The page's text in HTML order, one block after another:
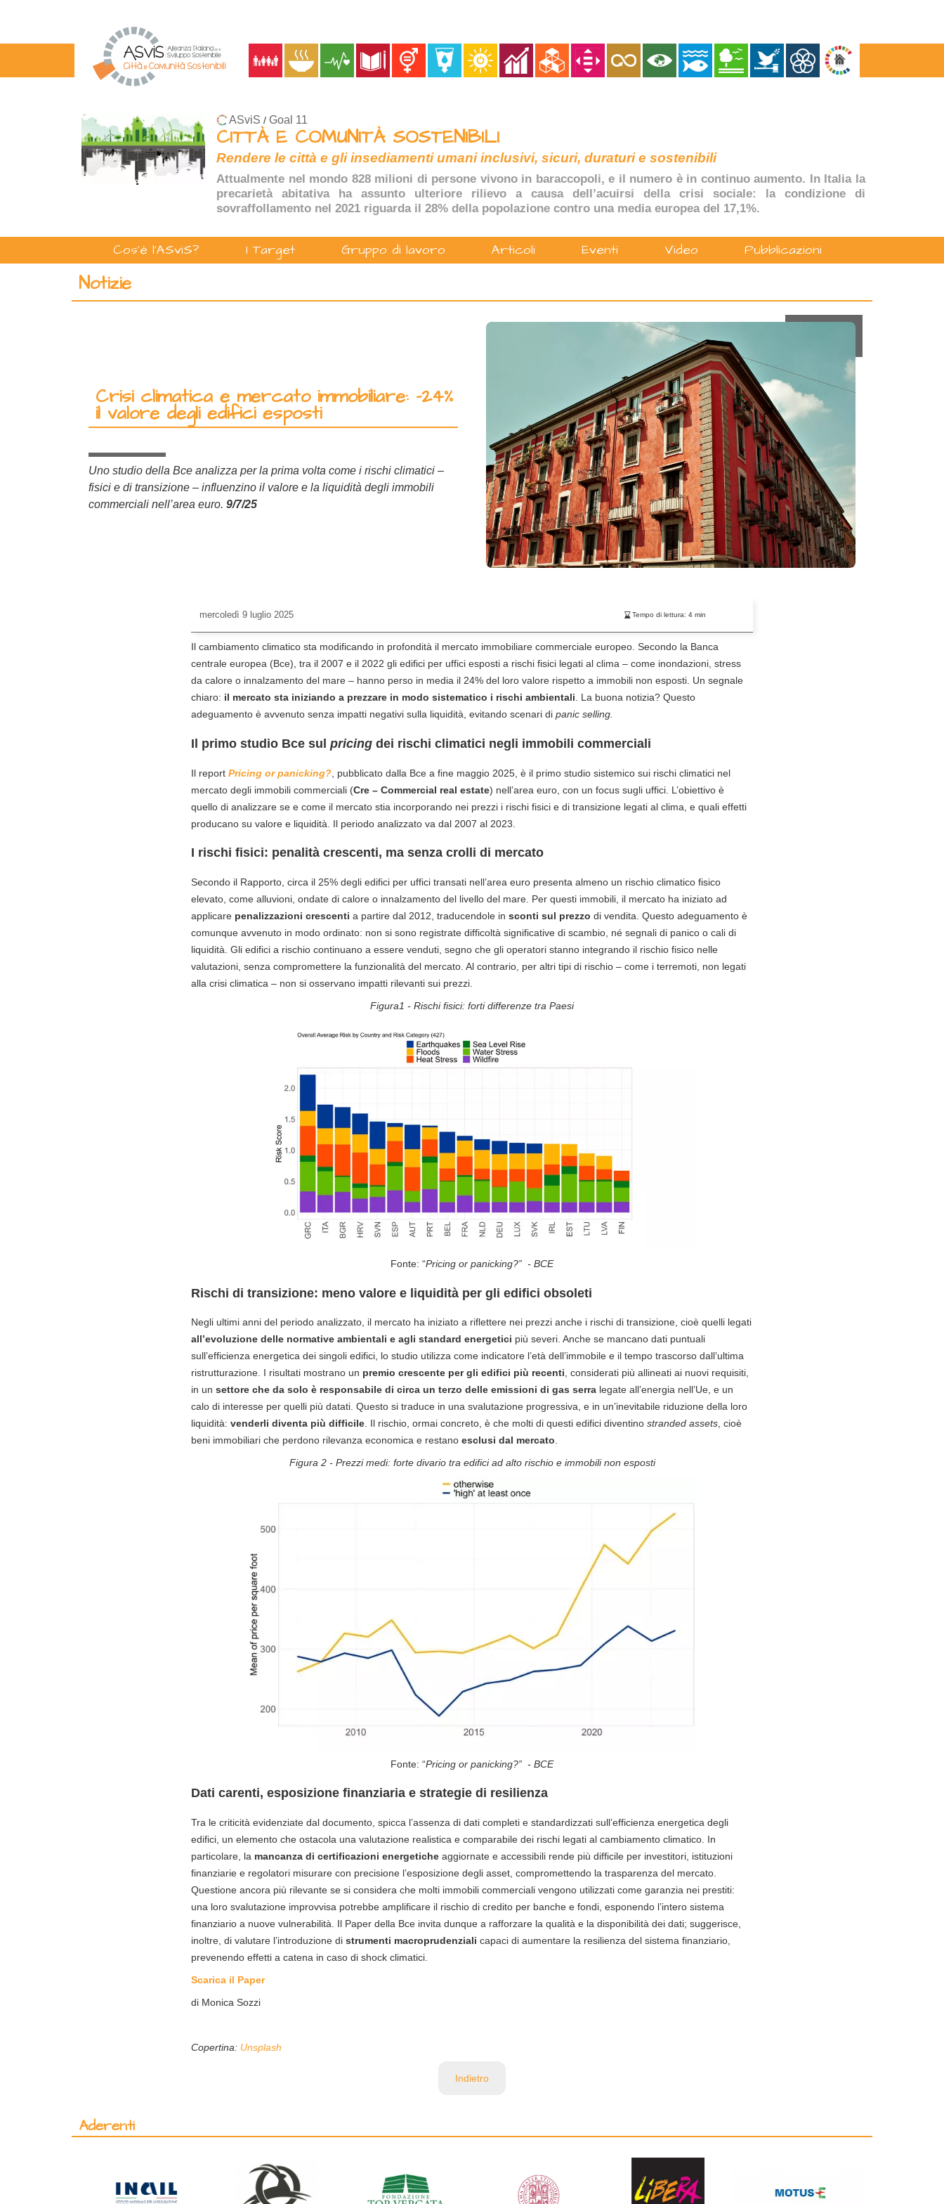
ASviS / Goal 11
CITTÀ E COMUNITÀ SOSTENIBILI
Rendere le città e gli insediamenti umani inclusivi, sicuri, duraturi e sostenibili
Attualmente nel mondo 828 milioni di persone vivono in baraccopoli, e il numero è in continuo aumento. In Italia la
precarietà abitativa ha assunto ulteriore rilievo a causa dell’acuirsi della crisi sociale: la condizione di
sovraffollamento nel 2021 riguarda il 28% della popolazione contro una media europea del 17,1%.
Cos'è l'ASviS? I Target Gruppo di lavoro Articoli Eventi Video Pubblicazioni
Notizie
Crisi climatica e mercato immobiliare: -24%
il valore degli edifici esposti
Uno studio della Bce analizza per la prima volta come i rischi climatici –
fisici e di transizione – influenzino il valore e la liquidità degli immobili
commerciali nell’area euro. 9/7/25
mercoledì 9 luglio 2025 Tempo di lettura:4 min
Il cambiamento climatico sta modificando in profondità il mercato immobiliare commerciale europeo. Secondo la Banca
centrale europea (Bce), tra il 2007 e il 2022 gli edifici per uffici esposti a rischi fisici legati al clima – come inondazioni, stress
da calore o innalzamento del mare – hanno perso in media il 24% del loro valore rispetto a immobili non esposti. Un segnale
chiaro: il mercato sta iniziando a prezzare in modo sistematico i rischi ambientali. La buona notizia? Questo
adeguamento è avvenuto senza impatti negativi sulla liquidità, evitando scenari di panic selling.
Il primo studio Bce sul pricing dei rischi climatici negli immobili commerciali
Il report Pricing or panicking? , pubblicato dalla Bce a fine maggio 2025, è il primo studio sistemico sui rischi climatici nel
mercato degli immobili commerciali (Cre – Commercial real estate) nell’area euro, con un focus sugli uffici. L’obiettivo è
quello di analizzare se e come il mercato stia incorporando nei prezzi i rischi fisici e di transizione legati al clima, e quali effetti
producano su valore e liquidità. Il periodo analizzato va dal 2007 al 2023.
I rischi fisici: penalità crescenti, ma senza crolli di mercato
Secondo il Rapporto, circa il 25% degli edifici per uffici transati nell’area euro presenta almeno un rischio climatico fisico
elevato, come alluvioni, ondate di calore o innalzamento del livello del mare. Per questi immobili, il mercato ha iniziato ad
applicare penalizzazioni crescenti a partire dal 2012, traducendole in sconti sul prezzo di vendita. Questo adeguamento è
comunque avvenuto in modo ordinato: non si sono registrate difficoltà significative di scambio, né segnali di panico o cali di
liquidità. Gli edifici a rischio continuano a essere venduti, segno che gli operatori stanno integrando il rischio fisico nelle
valutazioni, senza compromettere la funzionalità del mercato. Al contrario, per altri tipi di rischio – come i terremoti, non legati
alla crisi climatica – non si osservano impatti rilevanti sui prezzi.
Figura1 - Rischi fisici: forti differenze tra Paesi
Fonte: “Pricing or panicking?” - BCE
Rischi di transizione: meno valore e liquidità per gli edifici obsoleti
Negli ultimi anni del periodo analizzato, il mercato ha iniziato a riflettere nei prezzi anche i rischi di transizione, cioè quelli legati
all’evoluzione delle normative ambientali e agli standard energetici più severi. Anche se mancano dati puntuali
sull’efficienza energetica dei singoli edifici, lo studio utilizza come indicatore l’età dell’immobile e il tempo trascorso dall’ultima
ristrutturazione. I risultati mostrano un premio crescente per gli edifici più recenti, considerati più allineati ai nuovi requisiti,
in un settore che da solo è responsabile di circa un terzo delle emissioni di gas serra legate all’energia nell’Ue, e un
calo di interesse per quelli più datati. Questo si traduce in una svalutazione progressiva, e in un’inevitabile riduzione della loro
liquidità: venderli diventa più difficile. Il rischio, ormai concreto, è che molti di questi edifici diventino stranded assets, cioè
beni immobiliari che perdono rilevanza economica e restano esclusi dal mercato.
Figura 2 - Prezzi medi: forte divario tra edifici ad alto rischio e immobili non esposti
Fonte: “Pricing or panicking?” - BCE
Dati carenti, esposizione finanziaria e strategie di resilienza
Tra le criticità evidenziate dal documento, spicca l’assenza di dati completi e standardizzati sull’efficienza energetica degli
edifici, un elemento che ostacola una valutazione realistica e comparabile dei rischi legati al cambiamento climatico. In
particolare, la mancanza di certificazioni energetiche aggiornate e accessibili rende più difficile per investitori, istituzioni
finanziarie e regolatori misurare con precisione l’esposizione degli asset, compromettendo la trasparenza del mercato.
Questione ancora più rilevante se si considera che molti immobili commerciali vengono utilizzati come garanzia nei prestiti:
una loro svalutazione improvvisa potrebbe amplificare il rischio di credito per banche e fondi, esponendo l’intero sistema
finanziario a nuove vulnerabilità. Il Paper della Bce invita dunque a rafforzare la qualità e la disponibilità dei dati; suggerisce,
inoltre, di valutare l’introduzione di strumenti macroprudenziali capaci di aumentare la resilienza del sistema finanziario,
prevenendo effetti a catena in caso di shock climatici.
Scarica il Paper
di Monica Sozzi
Copertina: Unsplash
Indietro
Aderenti